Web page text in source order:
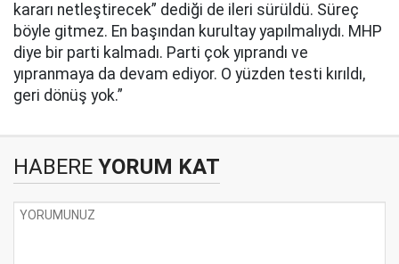
kararı netleştirecek” dediği de ileri sürüldü. Süreç
böyle gitmez. En başından kurultay yapılmalıydı. MHP
diye bir parti kalmadı. Parti çok yıprandı ve
yıpranmaya da devam ediyor. O yüzden testi kırıldı,
geri dönüş yok.”
HABERE YORUM KAT